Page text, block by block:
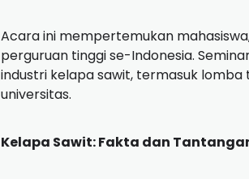
Acara ini mempertemukan
perguruan tinggi se-Indonesia.
industri kelapa sawit, termasuk
universitas.
Kelapa Sawit: Fakta dan